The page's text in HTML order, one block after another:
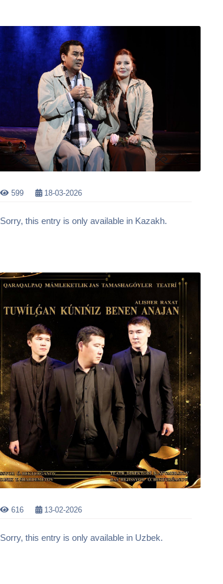
599 18-03-2026
Sorry, this entry is only available in Kazakh.
616 13-02-2026
Sorry, this entry is only available in Uzbek.